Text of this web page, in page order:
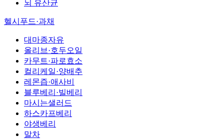
뇌 유산균
헬시푸드·과채
대마종자유
올리브·호두오일
카무트·파로효소
컬리케일·양배추
레몬즙·애사비
블루베리·빌베리
마시는샐러드
하스카프베리
야생베리
말차